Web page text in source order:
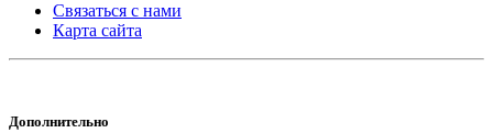
Связаться с нами
Карта сайта
Дополнительно